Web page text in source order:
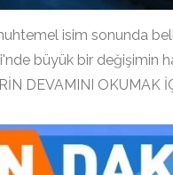
isim sonunda
büyük bir değişimin
DEVAMINI OKUMAK